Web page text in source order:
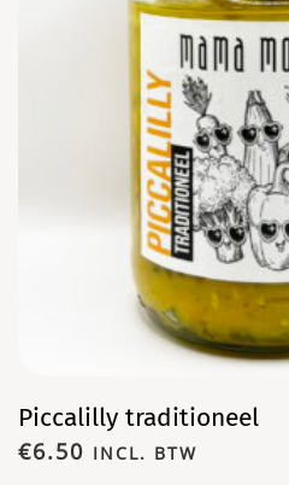
Piccalilly traditioneel
€6.50 INCL. BTW